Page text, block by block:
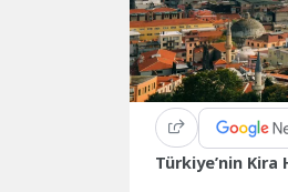
Türkiye’nin Kira